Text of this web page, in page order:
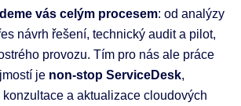
vás celým procesem: od analýzy
návrh řešení, technický audit a pilot,
provozu. Tím pro nás ale práce
je non-stop ServiceDesk,
a aktualizace cloudových